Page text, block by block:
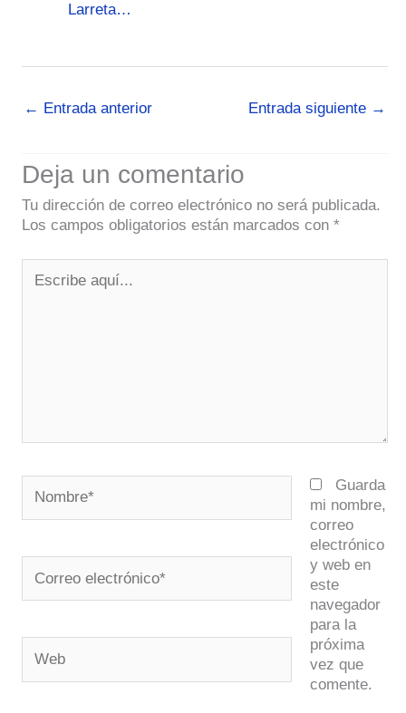
Larreta…
← Entrada anterior Entrada siguiente →
Deja un comentario
Tu dirección de correo electrónico no será publicada.
Los campos obligatorios están marcados con *
aquí...
electrónico*
Guarda
mi nombre,
correo
electrónico
y web en
este
navegador
para la
próxima
vez que
comente.